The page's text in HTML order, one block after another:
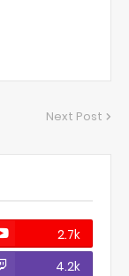
Next Post
2.7k
4.2k